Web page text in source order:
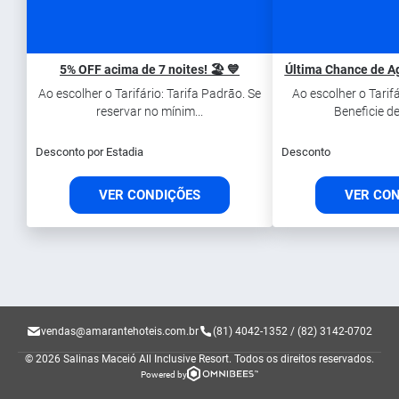
5% OFF acima de 7 noites! 🏖️ 💙
Ao escolher o Tarifário: Tarifa Padrāo. Se
reservar no mínim...
Desconto por Estadia
VER CONDIÇÕES
Última Chance de
Ao escolher o
Beneficie
Desconto
VER
vendas@amarantehoteis.com.br (81) 4042-1352 / (82) 3142-0702
© 2026 Salinas Maceió All Inclusive Resort. Todos os direitos reservados.
Powered by